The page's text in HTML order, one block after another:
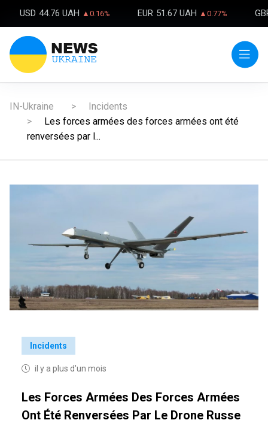
USD 44.76 UAH ▲0.16% EUR 51.67 UAH ▲0.77%
IN-Ukraine
Incidents
Les forces armées des forces armées ont été
renversées par l...
Incidents
il y a plus d'un mois
Les Forces Armées Des Forces Armées
Ont Été Renversées Par Le Drone Russe